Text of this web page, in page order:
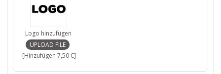
Logo hinzufügen
[Hinzufügen 7,50 €]